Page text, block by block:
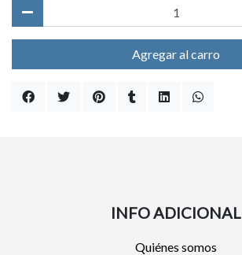
Agregar al carro
INFO ADICIONAL
Quiénes somos